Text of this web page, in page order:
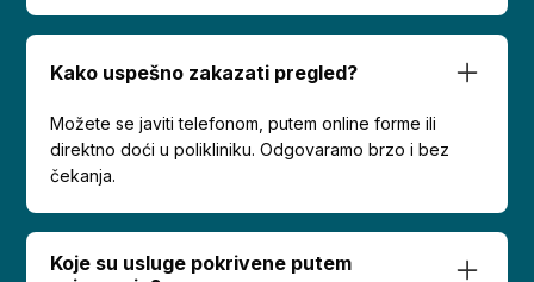
Kako uspešno zakazati pregled?
Možete se javiti telefonom, putem online forme ili
direktno doći u polikliniku. Odgovaramo brzo i bez
čekanja.
Koje su usluge pokrivene putem